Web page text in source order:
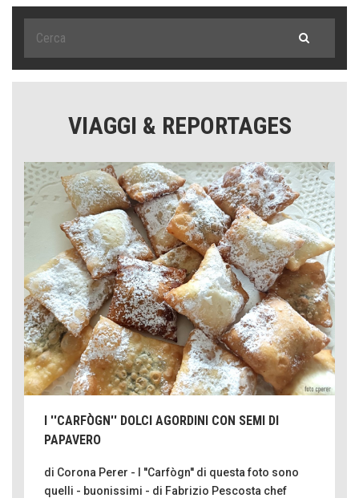
VIAGGI & REPORTAGES
I ''CARFÒGN'' DOLCI AGORDINI CON SEMI DI
PAPAVERO
di Corona Perer - I ''Carfògn'' di questa foto sono
quelli - buonissimi - di Fabrizio Pescosta chef